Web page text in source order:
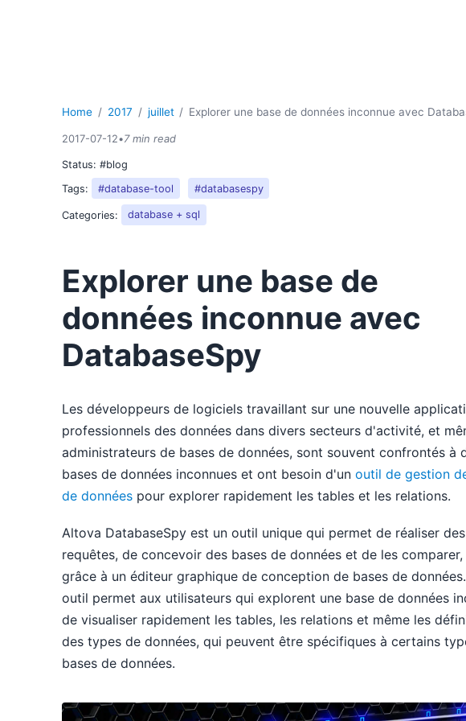
Home 2017 juillet Explorer une base de données inconnue avec
2017-07-12•7 min read
Status:#blog
Tags:
#database-tool #databasespy
Categories: database + sql
Explorer une base de
données inconnue avec
DatabaseSpy
Les développeurs de logiciels travaillant sur une nouvelle
professionnels des données dans divers secteurs d'activité, et
administrateurs de bases de données, sont souvent confrontés à
bases de données inconnues et ont besoin d'unoutil de gestion
de données pour explorer rapidement les tables et les relations.
Altova DatabaseSpy est un outil unique qui permet de réaliser des
requêtes, de concevoir des bases de données et de les
grâce à un éditeur graphique de conception de bases de
outil permet aux utilisateurs qui explorent une base de données
de visualiser rapidement les tables, les relations et même les
des types de données, qui peuvent être spécifiques à certains
bases de données.